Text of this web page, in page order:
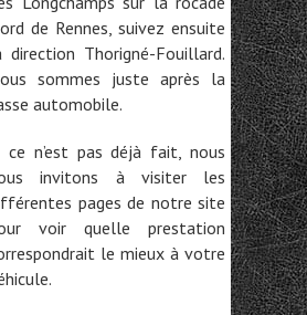
de Rennes, suivez ensuite
direction Thorigné-Fouillard.
sommes juste après la
automobile.
ce n’est pas déjà fait, nous
invitons à visiter les
pages de notre site
voir quelle prestation
le mieux à votre